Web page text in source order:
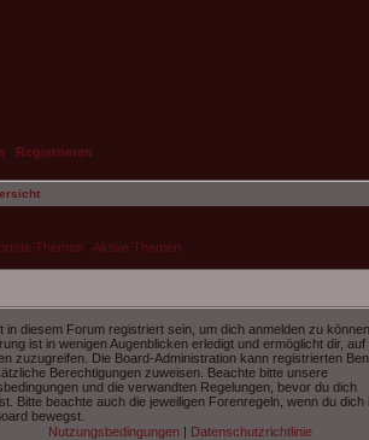
Registrieren
Themen Aktive Themen
in diesem Forum registriert sein, um dich anmelden zu
ist in wenigen Augenblicken erledigt und ermöglicht dir, auf
zuzugreifen. Die Board-Administration kann registrierten
Berechtigungen zuweisen. Beachte bitte unsere
und die verwandten Regelungen, bevor du dich
Bitte beachte auch die jeweiligen Forenregeln, wenn du dich
bewegst.
Nutzungsbedingungen| Datenschutzrichtlinie